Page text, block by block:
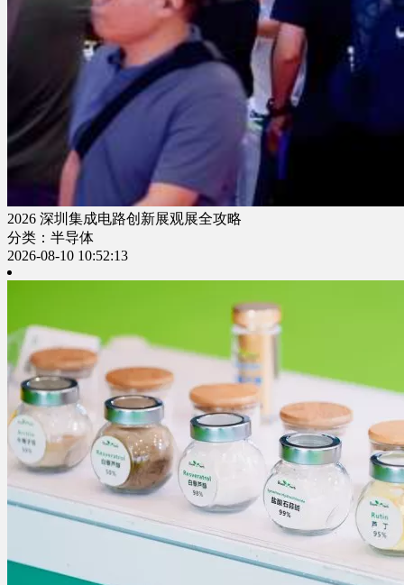
2026 深圳集成电路创新展观展全攻略
分类：半导体
2026-08-10 10:52:13